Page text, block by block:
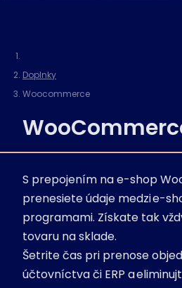
Doplnky
Woocommerce
S prepojením na e-shop
prenesiete údaje medzi e-
programami. Získate tak
tovaru na sklade.
Šetrite čas pri prenose
účtovníctva či ERP a